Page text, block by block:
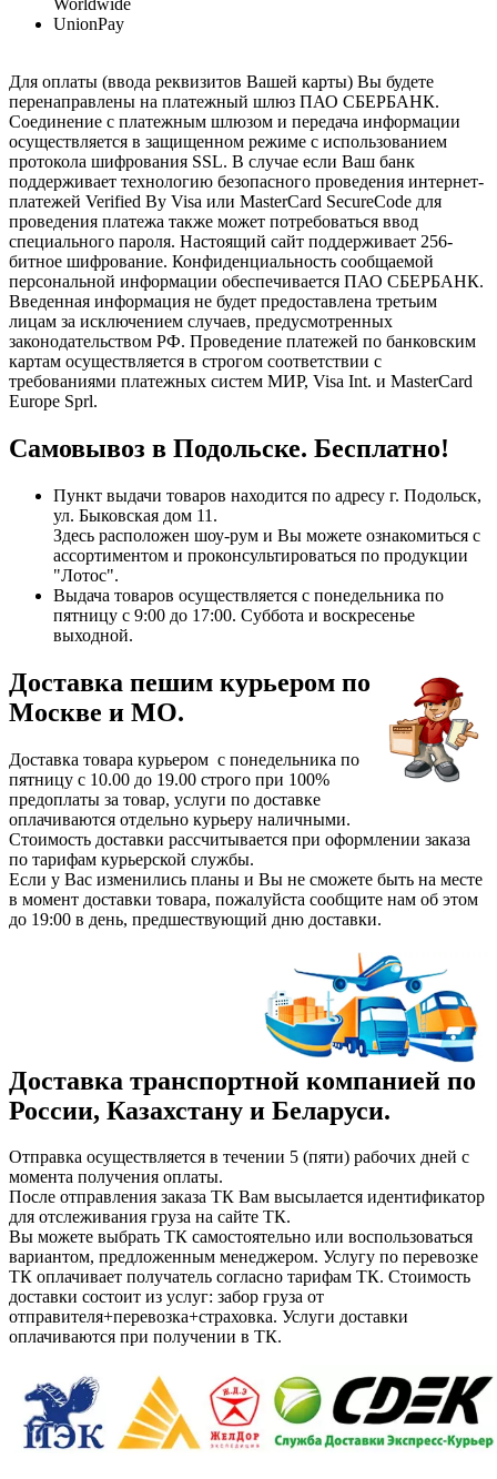
Worldwide
UnionPay
Для оплаты (ввода реквизитов Вашей карты) Вы будете
перенаправлены на платежный шлюз ПАО СБЕРБАНК.
Соединение с платежным шлюзом и передача информации
осуществляется в защищенном режиме с использованием
протокола шифрования SSL. В случае если Ваш банк
поддерживает технологию безопасного проведения интернет-
платежей Verified By Visa или MasterCard SecureCode для
проведения платежа также может потребоваться ввод
специального пароля. Настоящий сайт поддерживает 256-
битное шифрование. Конфиденциальность сообщаемой
персональной информации обеспечивается ПАО СБЕРБАНК.
Введенная информация не будет предоставлена третьим
лицам за исключением случаев, предусмотренных
законодательством РФ. Проведение платежей по банковским
картам осуществляется в строгом соответствии с
требованиями платежных систем МИР, Visa Int. и MasterCard
Europe Sprl.
Самовывоз в Подольске. Бесплатно!
Пункт выдачи товаров находится по адресу г. Подольск,
ул. Быковская дом 11.
Здесь расположен шоу-рум и Вы можете ознакомиться с
ассортиментом и проконсультироваться по продукции
"Лотос".
Выдача товаров осуществляется с понедельника по
пятницу с 9:00 до 17:00. Суббота и воскресенье
выходной.
Доставка пешим курьером по
Москве и МО.
Доставка товара курьером с понедельника по
пятницу с 10.00 до 19.00 строго при 100%
предоплаты за товар, услуги по доставке
оплачиваются отдельно курьеру наличными.
Стоимость доставки рассчитывается при оформлении заказа
по тарифам курьерской службы.
Если у Вас изменились планы и Вы не сможете быть на месте
в момент доставки товара, пожалуйста сообщите нам об этом
до 19:00 в день, предшествующий дню доставки.
Доставка транспортной компанией по
России, Казахстану и Беларуси.
Отправка осуществляется в течении 5 (пяти) рабочих дней с
момента получения оплаты.
После отправления заказа ТК Вам высылается идентификатор
для отслеживания груза на сайте ТК.
Вы можете выбрать ТК самостоятельно или воспользоваться
вариантом, предложенным менеджером. Услугу по перевозке
ТК оплачивает получатель согласно тарифам ТК. Стоимость
доставки состоит из услуг: забор груза от
отправителя+перевозка+страховка. Услуги доставки
оплачиваются при получении в ТК.